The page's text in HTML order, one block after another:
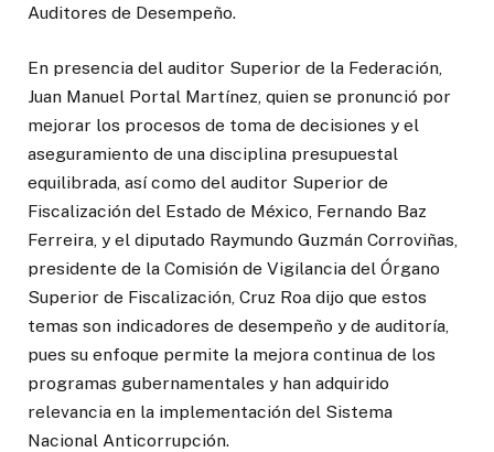
Auditores de Desempeño.
En presencia del auditor Superior de la Federación,
Juan Manuel Portal Martínez, quien se pronunció por
mejorar los procesos de toma de decisiones y el
aseguramiento de una disciplina presupuestal
equilibrada, así como del auditor Superior de
Fiscalización del Estado de México, Fernando Baz
Ferreira, y el diputado Raymundo Guzmán Corroviñas,
presidente de la Comisión de Vigilancia del Órgano
Superior de Fiscalización, Cruz Roa dijo que estos
temas son indicadores de desempeño y de auditoría,
pues su enfoque permite la mejora continua de los
programas gubernamentales y han adquirido
relevancia en la implementación del Sistema
Nacional Anticorrupción.